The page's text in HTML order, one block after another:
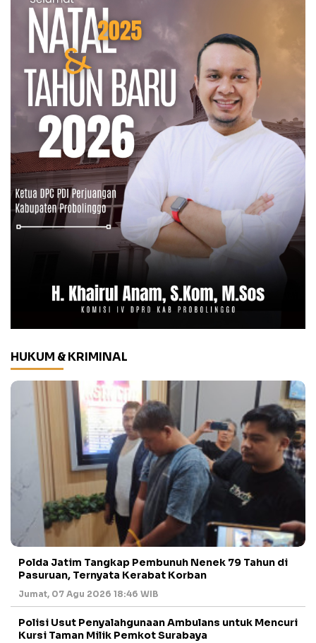
HUKUM & KRIMINAL
Polda Jatim Tangkap Pembunuh Nenek 79 Tahun di
Pasuruan, Ternyata Kerabat Korban
Jumat, 07 Agu 2026 18:46 WIB
Polisi Usut Penyalahgunaan Ambulans untuk Mencuri
Kursi Taman Milik Pemkot Surabaya